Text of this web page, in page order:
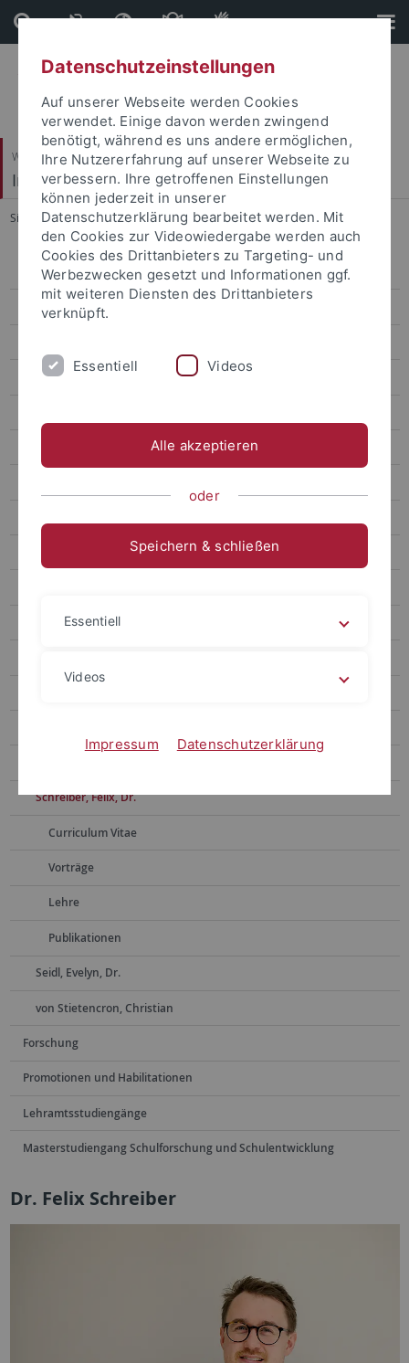
Direkt
zum
Inhalt
Direkt
zur
Fußleiste
Wirtschafts- und Sozialwissenschaftliche Fakultät
Institut für Erziehungswissenschaft
Sie sind hier: Startseite ... Schreiber, Felix, Dr.
Arbeitsgruppen
Personal
Bohl, Thorsten, Prof. Dr.
Lachner, Andreas, Prof. Dr.
Achahboun, Salwa
Huber, Christoph
Schreiber, Felix, Dr.
Curriculum Vitae
Vorträge
Lehre
Publikationen
Seidl, Evelyn, Dr.
von Stietencron, Christian
Forschung
Promotionen und Habilitationen
Lehramtsstudiengänge
Masterstudiengang Schulforschung und Schulentwicklung
Dr. Felix Schreiber
Datenschutzeinstellungen
Auf unserer Webseite werden Cookies
verwendet. Einige davon werden zwingend
benötigt, während es uns andere ermöglichen,
Ihre Nutzererfahrung auf unserer Webseite zu
verbessern. Ihre getroffenen Einstellungen
können jederzeit in unserer
Datenschutzerklärung bearbeitet werden. Mit
den Cookies zur Videowiedergabe werden auch
Cookies des Drittanbieters zu Targeting- und
Werbezwecken gesetzt und Informationen ggf.
mit weiteren Diensten des Drittanbieters
verknüpft.
Essentiell Videos
Alle akzeptieren
oder
Speichern & schließen
Essentiell
Videos
Impressum Datenschutzerklärung